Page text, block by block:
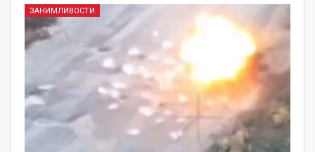
ЗАНИМЛИВОСТИ